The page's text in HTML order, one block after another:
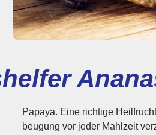
beugung vor jeder Mahlzeit